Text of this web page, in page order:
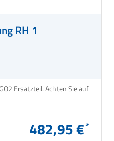
RH 1
Ersatzteil. Achten Sie auf
482,95 €